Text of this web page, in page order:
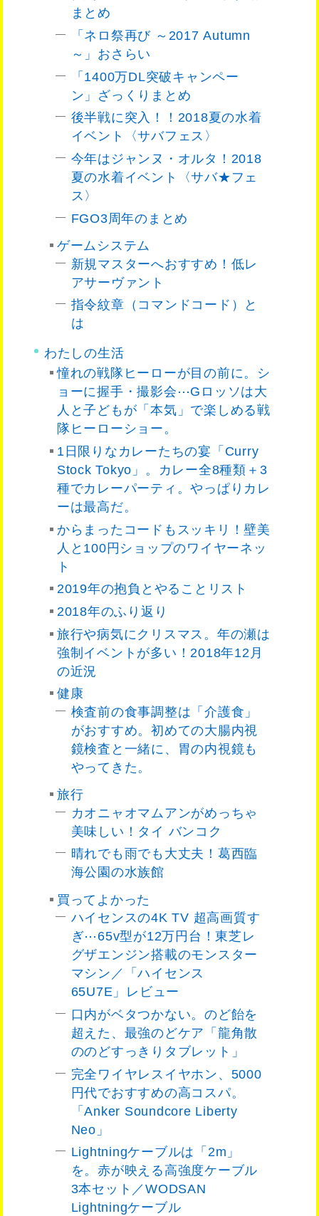
まとめ
「ネロ祭再び ～2017 Autumn
～」おさらい
「1400万DL突破キャンペー
ン」ざっくりまとめ
後半戦に突入！！2018夏の水着
イベント〈サバフェス〉
今年はジャンヌ・オルタ！2018
夏の水着イベント〈サバ★フェ
ス〉
FGO3周年のまとめ
ゲームシステム
新規マスターへおすすめ！低レ
アサーヴァント
指令紋章（コマンドコード）と
は
わたしの生活
憧れの戦隊ヒーローが目の前に。シ
ョーに握手・撮影会⋯Gロッソは大
人と子どもが「本気」で楽しめる戦
隊ヒーローショー。
1日限りなカレーたちの宴「Curry
Stock Tokyo」。カレー全8種類＋3
種でカレーパーティ。やっぱりカレ
ーは最高だ。
からまったコードもスッキリ！壁美
人と100円ショップのワイヤーネッ
ト
2019年の抱負とやることリスト
2018年のふり返り
旅行や病気にクリスマス。年の瀬は
強制イベントが多い！2018年12月
の近況
健康
検査前の食事調整は「介護食」
がおすすめ。初めての大腸内視
鏡検査と一緒に、胃の内視鏡も
やってきた。
旅行
カオニャオマムアンがめっちゃ
美味しい！タイ バンコク
晴れでも雨でも大丈夫！葛西臨
海公園の水族館
買ってよかった
ハイセンスの4K TV 超高画質す
ぎ⋯65v型が12万円台！東芝レ
グザエンジン搭載のモンスター
マシン／「ハイセンス
65U7E」レビュー
口内がベタつかない。のど飴を
超えた、最強のどケア「龍角散
ののどすっきりタブレット」
完全ワイヤレスイヤホン、5000
円代でおすすめの高コスパ。
「Anker Soundcore Liberty
Neo」
Lightningケーブルは「2m」
を。赤が映える高強度ケーブル
3本セット／WODSAN
Lightningケーブル